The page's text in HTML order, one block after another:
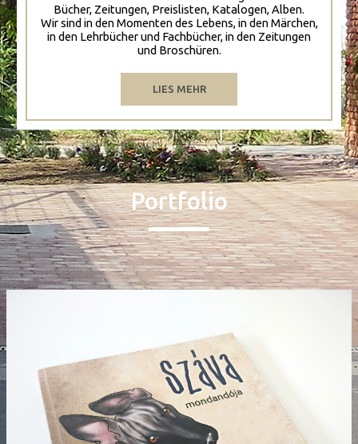
Bücher, Zeitungen, Preislisten, Katalogen, Alben.
Wir sind in den Momenten des Lebens, in den Märchen,
in den Lehrbücher und Fachbücher, in den Zeitungen
und Broschüren.
LIES MEHR
Portfolio